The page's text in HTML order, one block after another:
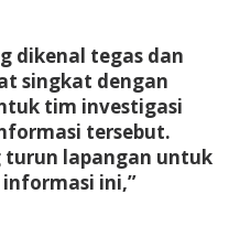
dikenal tegas dan
singkat dengan
tim investigasi
tersebut.
turun lapangan untuk
ini,”